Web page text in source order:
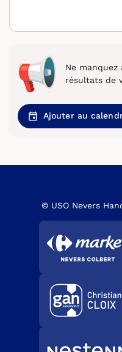
Ne
résultats de
Ajouter au
© USO Nevers